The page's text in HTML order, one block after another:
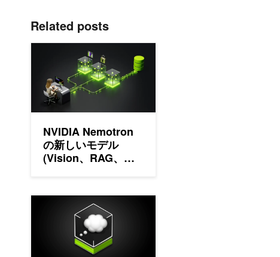
Related posts
NVIDIA Nemotron
の新しいモデル
(Vision、RAG、ガ
を開発